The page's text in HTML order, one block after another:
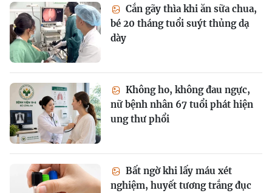
Cắn gãy thìa khi ăn sữa chua,
bé 20 tháng tuổi suýt thủng dạ
dày
Không ho, không đau ngực,
nữ bệnh nhân 67 tuổi phát hiện
ung thư phổi
Bất ngờ khi lấy máu xét
nghiệm, huyết tương trắng đục